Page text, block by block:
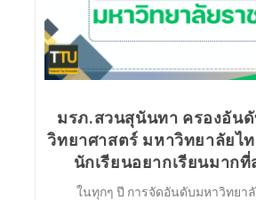
มรภ.สวนสุนันทา ครองอัน
วิทยาศาสตร์ มหาวิทยาลัยไ
นักเรียนอยากเรียนมากที่
ในทุกๆ ปี การจัดอันดับมหาวิทยา